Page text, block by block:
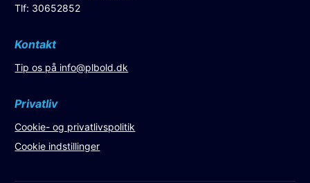
Tlf: 30652852
Kontakt
Tip os på info@plbold.dk
Privatliv
Cookie- og privatlivspolitik
Cookie indstillinger